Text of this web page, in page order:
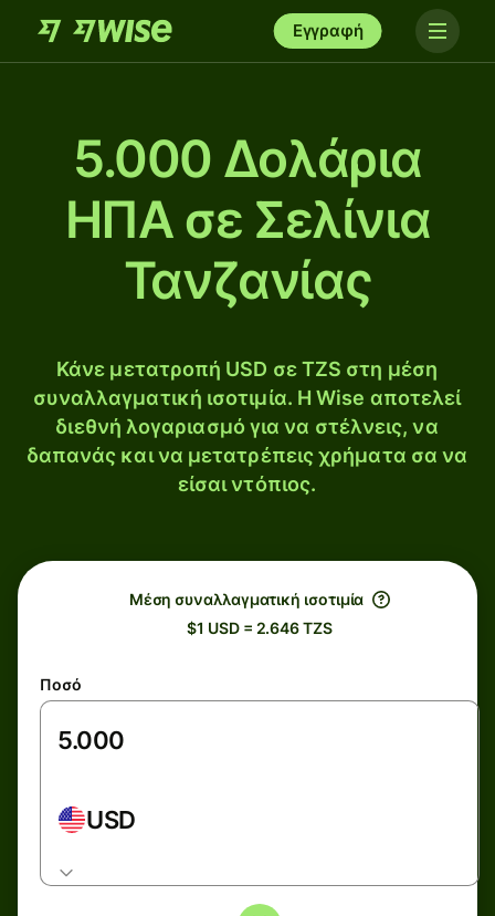
Εγγραφή
5.000 Δολάρια
ΗΠΑ σε Σελίνια
Τανζανίας
Κάνε μετατροπή USD σε TZS στη μέση
συναλλαγματική ισοτιμία. Η Wise αποτελεί
διεθνή λογαριασμό για να στέλνεις, να
δαπανάς και να μετατρέπεις χρήματα σα να
είσαι ντόπιος.
Μέση συναλλαγματική ισοτιμία
$1 USD = 2.646 TZS
Ποσό
USD